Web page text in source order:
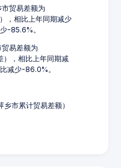
贸易差额为
，相比上年同期减少
-85.6%。
易差额为
，相比上年同期减
减少-86.0%。
市累计贸易差额）